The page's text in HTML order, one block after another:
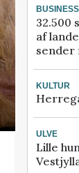
BUSINESS
32.500
af
sender
KULTUR
ULVE
Lille